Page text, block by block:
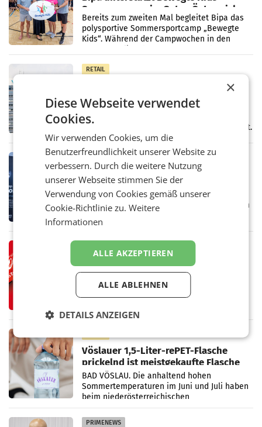
Sommercamps im Osten Österreichs
Bereits zum zweiten Mal begleitet Bipa das
polysportive Sommersportcamp „Bewegte
Kids“. Während der Campwochen in den
RETAIL
erstes Quartal und steigert EBITDA
Der voestalpine-Konzern hat im 1. Quartal
des Geschäftsjahres 2026/27 (1. April bis 30.
Juni 2026) ein solides Ergebnis erwirtschaftet.
Der Umsatz stieg im Vergleich zur
Vorjahresperiode
RETAIL
Kühl-Spray: SN Sports bringt „Keep
Cool“ auf den Markt
Die SN Sports GmbH bringt gemeinsam mit
der Firma Feygenblatt FloGu OG einen neuen
Markt. Das Produkt namens „Keep Cool“ ist zu
weiterentwickelte visuelle
Markenidentität
Coca-Cola stellt ab Anfang August eine
weiterentwickelte visuelle Identität seiner
Mittelpunkt des Redesigns stehen zentrale
Vöslauer 1,5-Liter-rePET-Flasche
prickelnd ist meistgekaufte Flasche
Österreichs
BAD VÖSLAU. Die anhaltend hohen
Sommertemperaturen im Juni und Juli haben
beim niederösterreichischen
Getränkehersteller Vöslauer zu deutlichen
Absatzzuwächsen geführt. Während
PRIMENEWS
×
Diese Webseite verwendet
Cookies.
Wir verwenden Cookies, um die
Benutzerfreundlichkeit unserer Website zu
verbessern. Durch die weitere Nutzung
unserer Webseite stimmen Sie der
Verwendung von Cookies gemäß unserer
Cookie-Richtlinie zu.Weitere
Informationen
ALLE AKZEPTIEREN
ALLE ABLEHNEN
DETAILS ANZEIGEN